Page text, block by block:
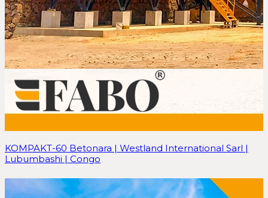
KOMPAKT-60 Betonara | Westland International Sarl |
Lubumbashi | Congo